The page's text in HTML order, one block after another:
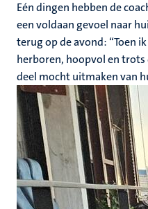
Eén dingen hebben de
een voldaan gevoel naar
terug op de avond: “Toen
herboren, hoopvol en trots
deel mocht uitmaken van